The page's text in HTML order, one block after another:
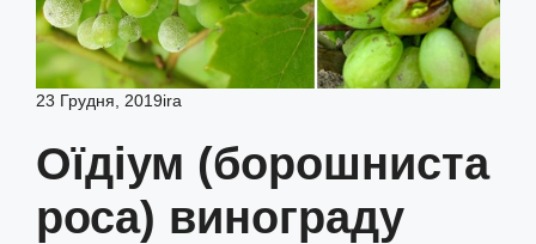
23 Грудня, 2019ira
Оїдіум (борошниста
роса) винограду